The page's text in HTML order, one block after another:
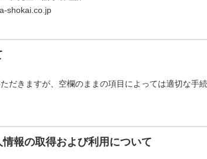
shokai.co.jp
だきますが、空欄のままの項目によっては適切な手
報の取得および利用について